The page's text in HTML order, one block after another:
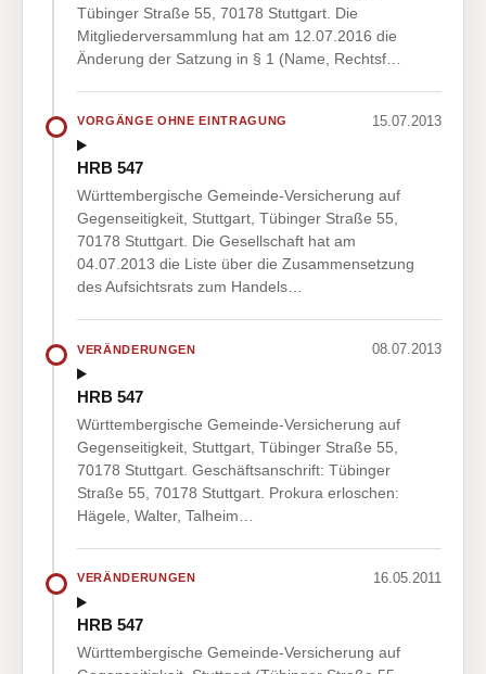
Tübinger Straße 55, 70178 Stuttgart. Die
Mitgliederversammlung hat am 12.07.2016 die
Änderung der Satzung in § 1 (Name, Rechtsf…
VORGÄNGE OHNE EINTRAGUNG 15.07.2013
HRB 547
Württembergische Gemeinde-Versicherung auf
Gegenseitigkeit, Stuttgart, Tübinger Straße 55,
70178 Stuttgart. Die Gesellschaft hat am
04.07.2013 die Liste über die Zusammensetzung
des Aufsichtsrats zum Handels…
VERÄNDERUNGEN 08.07.2013
HRB 547
Württembergische Gemeinde-Versicherung auf
Gegenseitigkeit, Stuttgart, Tübinger Straße 55,
70178 Stuttgart. Geschäftsanschrift: Tübinger
Straße 55, 70178 Stuttgart. Prokura erloschen:
Hägele, Walter, Talheim…
VERÄNDERUNGEN 16.05.2011
HRB 547
Württembergische Gemeinde-Versicherung auf